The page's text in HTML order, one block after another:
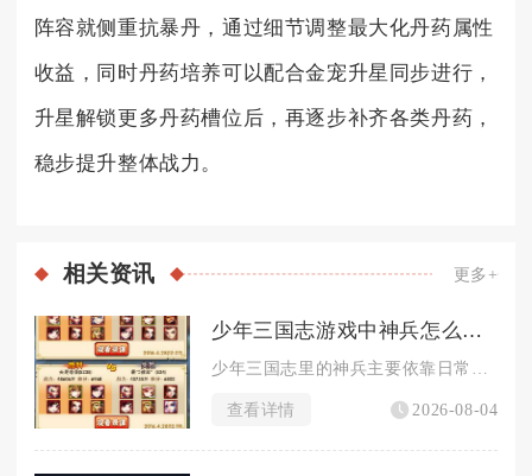
阵容就侧重抗暴丹，通过细节调整最大化丹药属性
收益，同时丹药培养可以配合金宠升星同步进行，
升星解锁更多丹药槽位后，再逐步补齐各类丹药，
稳步提升整体战力。
相关资讯 更多+
少年三国志游戏中神兵怎么获取
查看详情 2026-08-04